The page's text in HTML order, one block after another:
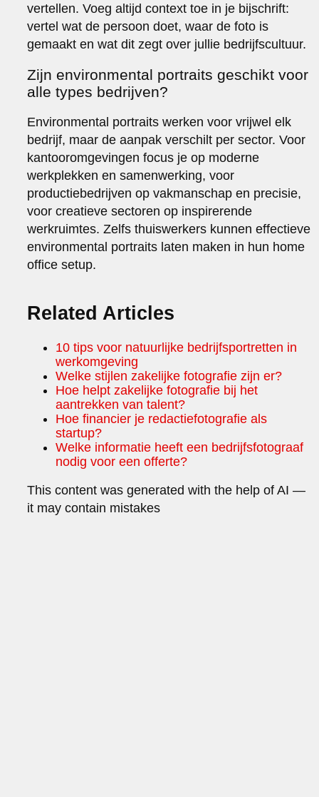
vertellen. Voeg altijd context toe in je bijschrift:
vertel wat de persoon doet, waar de foto is
gemaakt en wat dit zegt over jullie bedrijfscultuur.
Zijn environmental portraits geschikt voor
alle types bedrijven?
Environmental portraits werken voor vrijwel elk
bedrijf, maar de aanpak verschilt per sector. Voor
kantooromgevingen focus je op moderne
werkplekken en samenwerking, voor
productiebedrijven op vakmanschap en precisie,
voor creatieve sectoren op inspirerende
werkruimtes. Zelfs thuiswerkers kunnen effectieve
environmental portraits laten maken in hun home
office setup.
Related Articles
10 tips voor natuurlijke bedrijfsportretten in
werkomgeving
Welke stijlen zakelijke fotografie zijn er?
Hoe helpt zakelijke fotografie bij het
aantrekken van talent?
Hoe financier je redactiefotografie als
startup?
Welke informatie heeft een bedrijfsfotograaf
nodig voor een offerte?
This content was generated with the help of AI —
it may contain mistakes